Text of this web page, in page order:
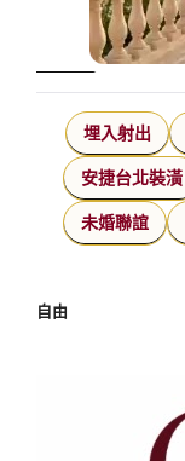
埋入射出
安捷台北裝潢
未婚聯誼
自由